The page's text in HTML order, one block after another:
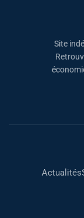
Site
Actualités